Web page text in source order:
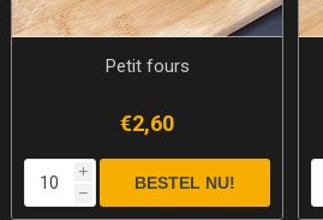
Petit fours
€2,60
i
h